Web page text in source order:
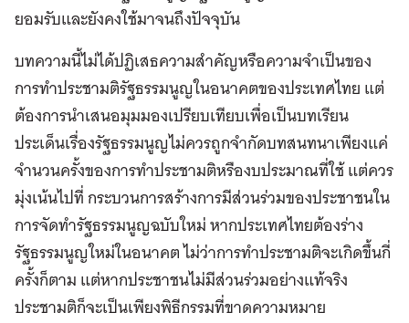
ยอมรับและยังคงใช้มาจนถึงปัจจุบัน
บทความนี้ไม่ได้ปฏิเสธความสำคัญหรือความจำเป็นของ
การทำประชามติรัฐธรรมนูญในอนาคตของประเทศไทย แต่
ต้องการนำเสนอมุมมองเปรียบเทียบเพื่อเป็นบทเรียน
ประเด็นเรื่องรัฐธรรมนูญไม่ควรถูกจำกัดบทสนทนาเพียงแค่
จำนวนครั้งของการทำประชามติหรืองบประมาณที่ใช้ แต่ควร
มุ่งเน้นไปที่ กระบวนการสร้างการมีส่วนร่วมของประชาชนใน
การจัดทำรัฐธรรมนูญฉบับใหม่ หากประเทศไทยต้องร่าง
รัฐธรรมนูญใหม่ในอนาคต ไม่ว่าการทำประชามติจะเกิดขึ้นกี่
ครั้งก็ตาม แต่หากประชาชนไม่มีส่วนร่วมอย่างแท้จริง
ประชามติก็จะเป็นเพียงพิธีกรรมที่ขาดความหมาย